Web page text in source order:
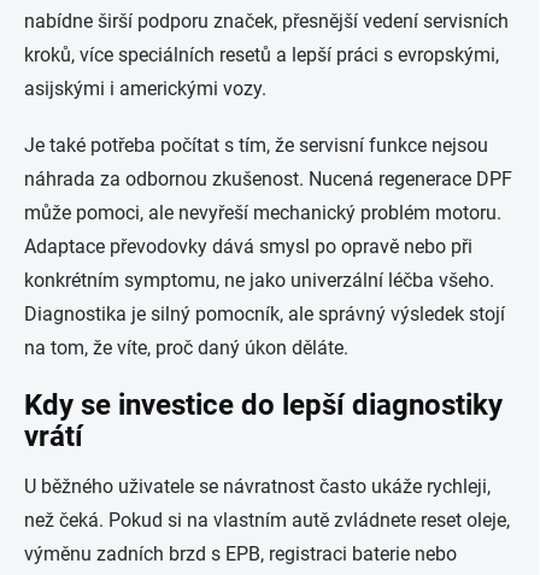
nabídne širší podporu značek, přesnější vedení servisních
kroků, více speciálních resetů a lepší práci s evropskými,
asijskými i americkými vozy.
Je také potřeba počítat s tím, že servisní funkce nejsou
náhrada za odbornou zkušenost. Nucená regenerace DPF
může pomoci, ale nevyřeší mechanický problém motoru.
Adaptace převodovky dává smysl po opravě nebo při
konkrétním symptomu, ne jako univerzální léčba všeho.
Diagnostika je silný pomocník, ale správný výsledek stojí
na tom, že víte, proč daný úkon děláte.
Kdy se investice do lepší diagnostiky
vrátí
U běžného uživatele se návratnost často ukáže rychleji,
než čeká. Pokud si na vlastním autě zvládnete reset oleje,
výměnu zadních brzd s EPB, registraci baterie nebo